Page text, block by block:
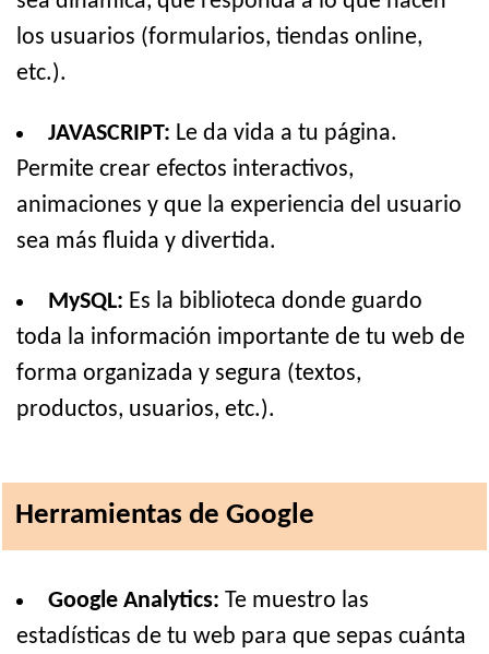
los usuarios (formularios, tiendas online,
etc.).
JAVASCRIPT: Le da vida a tu página.
Permite crear efectos interactivos,
animaciones y que la experiencia del usuario
sea más fluida y divertida.
MySQL: Es la biblioteca donde guardo
toda la información importante de tu web de
forma organizada y segura (textos,
productos, usuarios, etc.).
Herramientas de Google
Google Analytics: Te muestro las
estadísticas de tu web para que sepas cuánta